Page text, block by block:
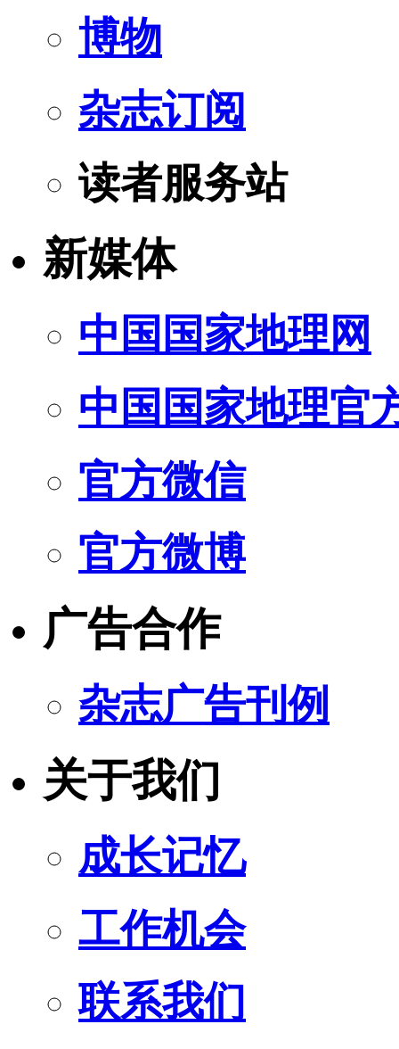
博物
杂志订阅
读者服务站
新媒体
中国国家地理网
中国国家地理官
官方微信
官方微博
广告合作
杂志广告刊例
关于我们
成长记忆
工作机会
联系我们